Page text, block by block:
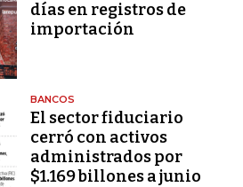
días en registros de
importación
BANCOS
El sector fiduciario
cerró con activos
administrados por
$1.169 billones a junio